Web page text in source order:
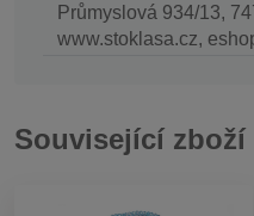
Průmyslová 934/13,
www.stoklasa.cz,
Související zboží